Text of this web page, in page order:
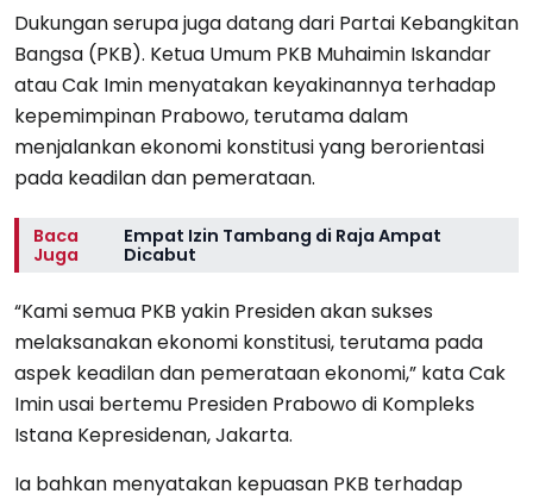
Dukungan serupa juga datang dari Partai Kebangkitan
Bangsa (PKB). Ketua Umum PKB Muhaimin Iskandar
atau Cak Imin menyatakan keyakinannya terhadap
kepemimpinan Prabowo, terutama dalam
menjalankan ekonomi konstitusi yang berorientasi
pada keadilan dan pemerataan.
Baca
Juga
Empat Izin Tambang di Raja Ampat
Dicabut
“Kami semua PKB yakin Presiden akan sukses
melaksanakan ekonomi konstitusi, terutama pada
aspek keadilan dan pemerataan ekonomi,” kata Cak
Imin usai bertemu Presiden Prabowo di Kompleks
Istana Kepresidenan, Jakarta.
Ia bahkan menyatakan kepuasan PKB terhadap